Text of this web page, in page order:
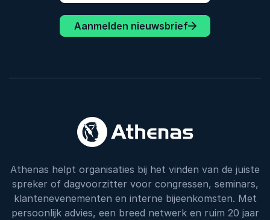
Aanmelden nieuwsbrief
Athenas helpt organisaties bij het vinden van de juiste
spreker of dagvoorzitter voor congressen, seminars,
klantenevenementen en interne bijeenkomsten. Met
persoonlijk advies, een breed netwerk en ruim 20 jaar